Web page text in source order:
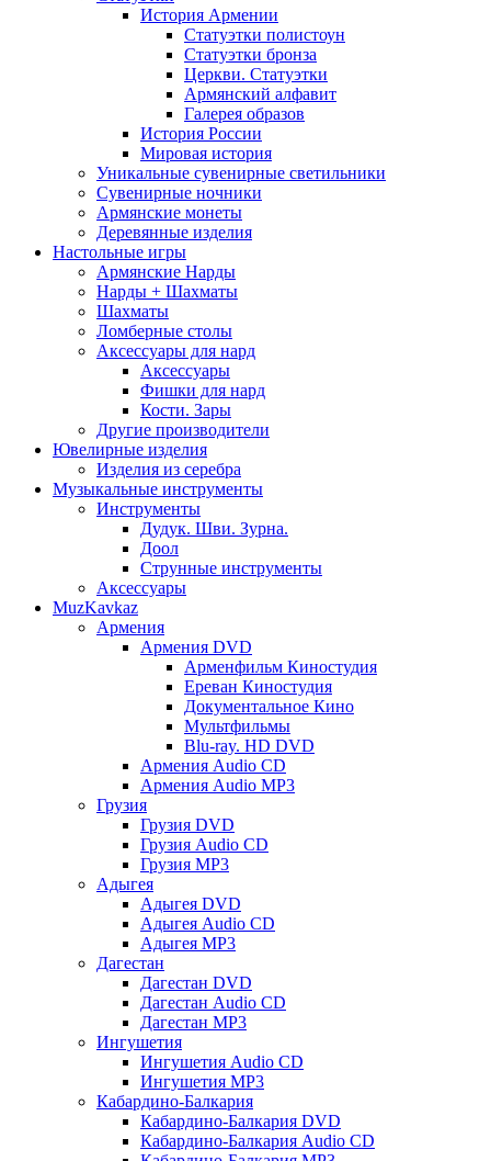
История Армении
Статуэтки полистоун
Статуэтки бронза
Церкви. Статуэтки
Армянский алфавит
Галерея образов
История России
Мировая история
Уникальные сувенирные светильники
Сувенирные ночники
Армянские монеты
Деревянные изделия
Настольные игры
Армянские Нарды
Нарды + Шахматы
Шахматы
Ломберные столы
Аксессуары для нард
Аксессуары
Фишки для нард
Кости. Зары
Другие производители
Ювелирные изделия
Изделия из серебра
Музыкальные инструменты
Инструменты
Дудук. Шви. Зурна.
Доол
Струнные инструменты
Аксессуары
MuzKavkaz
Армения
Армения DVD
Арменфильм Киностудия
Ереван Киностудия
Документальное Кино
Мультфильмы
Blu-ray. HD DVD
Армения Audio CD
Армения Audio MP3
Грузия
Грузия DVD
Грузия Audio CD
Грузия MP3
Адыгея
Адыгея DVD
Адыгея Audio CD
Адыгея MP3
Дагестан
Дагестан DVD
Дагестан Audio CD
Дагестан MP3
Ингушетия
Ингушетия Audio CD
Ингушетия MP3
Кабардино-Балкария
Кабардино-Балкария DVD
Кабардино-Балкария Audio CD